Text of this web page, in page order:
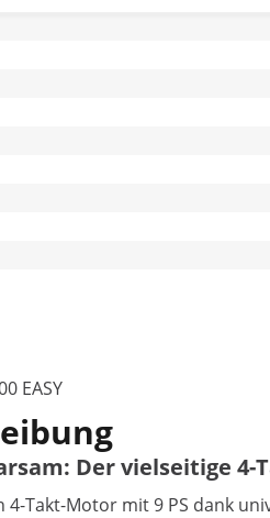
EASY
Der vielseitige 4-
Takt-Motor mit 9 PS dank